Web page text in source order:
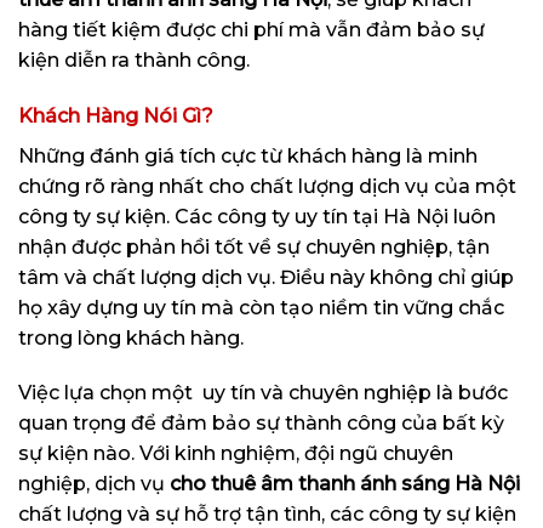
hàng tiết kiệm được chi phí mà vẫn đảm bảo sự
kiện diễn ra thành công.
Khách Hàng Nói Gì?
Những đánh giá tích cực từ khách hàng là minh
chứng rõ ràng nhất cho chất lượng dịch vụ của một
công ty sự kiện. Các công ty uy tín tại Hà Nội luôn
nhận được phản hồi tốt về sự chuyên nghiệp, tận
tâm và chất lượng dịch vụ. Điều này không chỉ giúp
họ xây dựng uy tín mà còn tạo niềm tin vững chắc
trong lòng khách hàng.
Việc lựa chọn một uy tín và chuyên nghiệp là bước
quan trọng để đảm bảo sự thành công của bất kỳ
sự kiện nào. Với kinh nghiệm, đội ngũ chuyên
nghiệp, dịch vụ cho thuê âm thanh ánh sáng Hà Nội
chất lượng và sự hỗ trợ tận tình, các công ty sự kiện